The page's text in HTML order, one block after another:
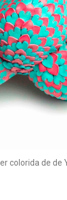
colorida de de